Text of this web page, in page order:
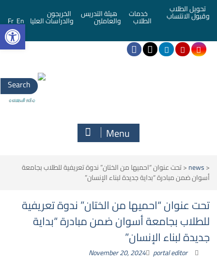
تحويل الطلاب
وقبول الانتساب خدمات
الطلاب
هيئة التدريس
والعاملين
الخريجون
والدراسات العليا En
Fr
Search
for:
Menu
<
news
<تحت عنوان “احميها من الختان” ندوة تعريفية للطلاب بجامعة
أسوان ضمن مبادرة “بداية جديدة لبناء الإنسان”
تحت عنوان “احميها من الختان” ندوة تعريفية
للطلاب بجامعة أسوان ضمن مبادرة “بداية
جديدة لبناء الإنسان”
November 20, 2024 portal editor